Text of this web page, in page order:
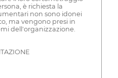
è richiesta la
non sono idonei
ma vengono presi in
dell'organizzazione.